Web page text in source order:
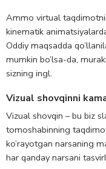
Ammo virtual
kinematik
Oddiy maqsadda
mumkin bo’lsa-da,
sizning ingl.
Vizual shovqinni
Vizual shovqin – bu biz
tomoshabinning
ko’rayotgan narsaning
har qanday narsani